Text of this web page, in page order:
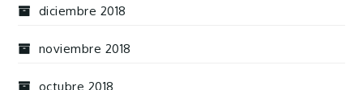
diciembre 2018
noviembre 2018
octubre 2018